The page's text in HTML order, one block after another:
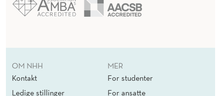
OM NHH
Kontakt
Ledige stillinger
MER
For studenter
For ansatte